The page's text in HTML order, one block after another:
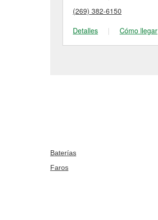
(269) 382-6150
Detalles
| Cómo llegar
Baterías
Faros